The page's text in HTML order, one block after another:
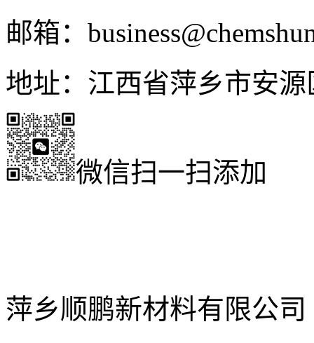
邮箱：
地址：江西省萍乡市安
微信扫一扫添加
萍乡顺鹏新材料有限公